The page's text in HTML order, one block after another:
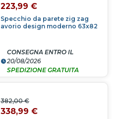
Specchio da parete zig zag
avorio design moderno 63x82
223,99 €
CONSEGNA ENTRO IL
20/08/2026
SPEDIZIONE GRATUITA
382,00 €
338,99 €